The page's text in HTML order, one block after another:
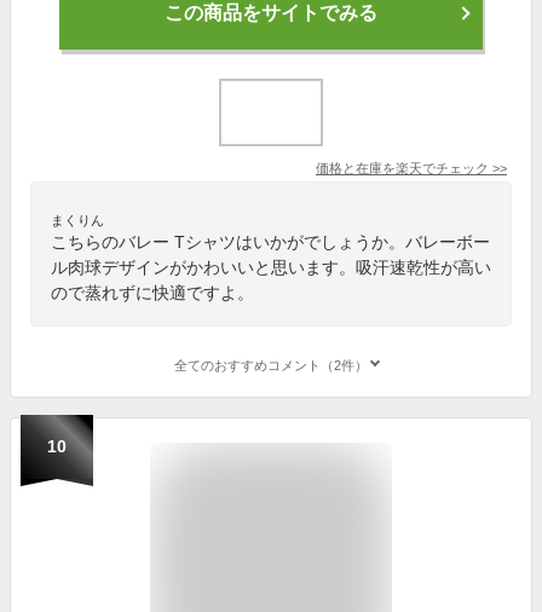
この商品をサイトでみる
価格と在庫を楽天でチェック >>
まくりん
こちらのバレー Tシャツはいかがでしょうか。バレーボー
ル肉球デザインがかわいいと思います。吸汗速乾性が高い
ので蒸れずに快適ですよ。
全てのおすすめコメント（2件）
10